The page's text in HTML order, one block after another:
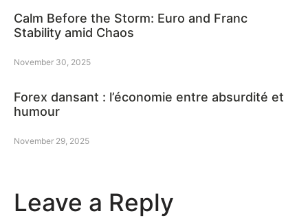
Calm Before the Storm: Euro and Franc
Stability amid Chaos
November 30, 2025
Forex dansant : l’économie entre absurdité et
humour
November 29, 2025
Leave a Reply